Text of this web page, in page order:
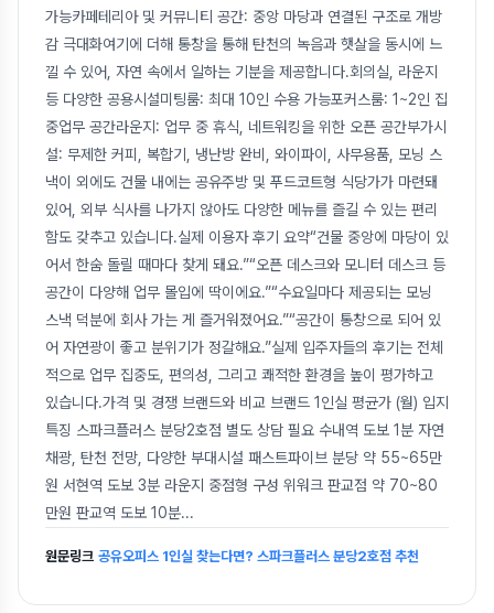
가능카페테리아 및 커뮤니티 공간: 중앙 마당과 연결된 구조로 개방
감 극대화여기에 더해 통창을 통해 탄천의 녹음과 햇살을 동시에 느
낄 수 있어, 자연 속에서 일하는 기분을 제공합니다.회의실, 라운지
등 다양한 공용시설미팅룸: 최대 10인 수용 가능포커스룸: 1~2인 집
중업무 공간라운지: 업무 중 휴식, 네트워킹을 위한 오픈 공간부가시
설: 무제한 커피, 복합기, 냉난방 완비, 와이파이, 사무용품, 모닝 스
낵이 외에도 건물 내에는 공유주방 및 푸드코트형 식당가가 마련돼
있어, 외부 식사를 나가지 않아도 다양한 메뉴를 즐길 수 있는 편리
함도 갖추고 있습니다.실제 이용자 후기 요약“건물 중앙에 마당이 있
어서 한숨 돌릴 때마다 찾게 돼요.”“오픈 데스크와 모니터 데스크 등
공간이 다양해 업무 몰입에 딱이에요.”“수요일마다 제공되는 모닝
스낵 덕분에 회사 가는 게 즐거워졌어요.”“공간이 통창으로 되어 있
어 자연광이 좋고 분위기가 정갈해요.”실제 입주자들의 후기는 전체
적으로 업무 집중도, 편의성, 그리고 쾌적한 환경을 높이 평가하고
있습니다.가격 및 경쟁 브랜드와 비교 브랜드 1인실 평균가 (월) 입지
특징 스파크플러스 분당2호점 별도 상담 필요 수내역 도보 1분 자연
채광, 탄천 전망, 다양한 부대시설 패스트파이브 분당 약 55~65만
원 서현역 도보 3분 라운지 중점형 구성 위워크 판교점 약 70~80
만원 판교역 도보 10분...
원문링크 공유오피스 1인실 찾는다면? 스파크플러스 분당2호점 추천